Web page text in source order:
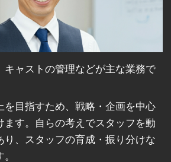
キャストの管理などが主な業務で
を目指すため、戦略・企画を中心
ます。自らの考えでスタッフを動
り、スタッフの育成・振り分けな